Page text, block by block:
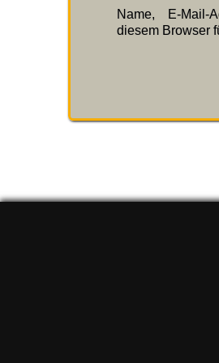
Name, E-
diesem Browser